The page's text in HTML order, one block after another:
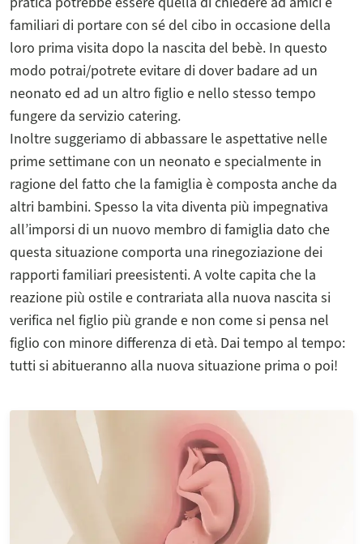
familiari di portare con sé del cibo in occasione della
loro prima visita dopo la nascita del bebè. In questo
modo potrai/potrete evitare di dover badare ad un
neonato ed ad un altro figlio e nello stesso tempo
fungere da servizio catering.
Inoltre suggeriamo di abbassare le aspettative nelle
prime settimane con un neonato e specialmente in
ragione del fatto che la famiglia è composta anche da
altri bambini. Spesso la vita diventa più impegnativa
all’imporsi di un nuovo membro di famiglia dato che
questa situazione comporta una rinegoziazione dei
rapporti familiari preesistenti. A volte capita che la
reazione più ostile e contrariata alla nuova nascita si
verifica nel figlio più grande e non come si pensa nel
figlio con minore differenza di età. Dai tempo al tempo:
tutti si abitueranno alla nuova situazione prima o poi!